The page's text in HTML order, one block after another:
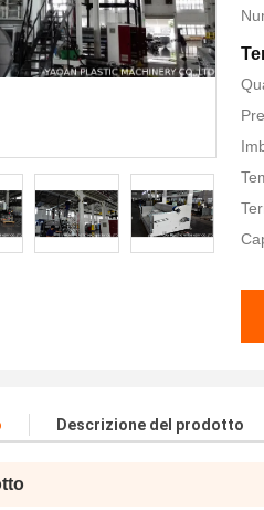
Descrizione del prodotto